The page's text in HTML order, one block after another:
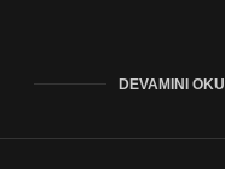
DEVAMINI OKU